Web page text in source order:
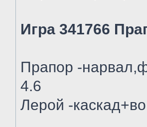
Игра 341766
Прапор -
4.6
Лерой -